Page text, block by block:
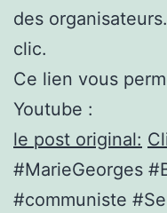
des
clic.
Ce lien vous
Youtube :
le post original:
#MarieGeorges
#communiste